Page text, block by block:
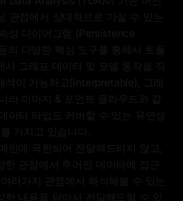
관점에서 상대적으로 가질 수 있는
성 다이어그램 (Persistence
의 다양한 핵심 도구를 통해서 토폴
서 그래프 데이터 및 모델 동작을 직
석이 가능하고(Interpretable), 그래
라 이미지 & 포인트 클라우드와 같
이터 타입도 커버할 수 있는 유연성
가지고 있습니다.
인에 국한되어 전달해드리지 않고,
한 관점에서 주어진 데이터에 접근
러가지 관점에서 해석해볼 수 있는
한 내용을 담아서 전달해드릴 수 있